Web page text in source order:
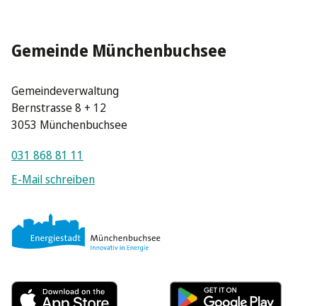
Gemeinde Münchenbuchsee
Gemeindeverwaltung
Bernstrasse 8 + 12
3053 Münchenbuchsee
031 868 81 11
E-Mail schreiben